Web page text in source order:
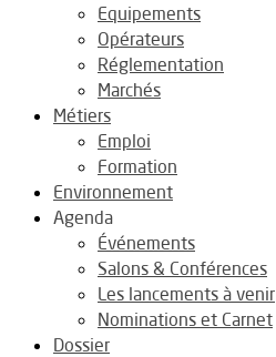
Equipements
Opérateurs
Réglementation
Marchés
Métiers
Emploi
Formation
Environnement
Agenda
Événements
Salons & Conférences
Les lancements à venir
Nominations et Carnet
Dossier